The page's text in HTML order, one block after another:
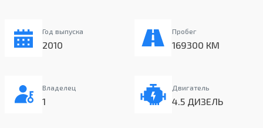
Год выпуска
2010
Пробег
169300 КМ
Владелец
1
Двигатель
4.5 ДИЗЕЛЬ